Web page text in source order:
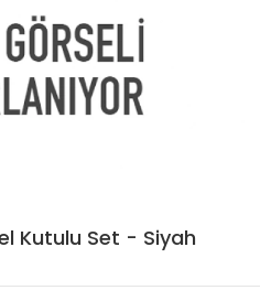
Kutulu Set - Siyah